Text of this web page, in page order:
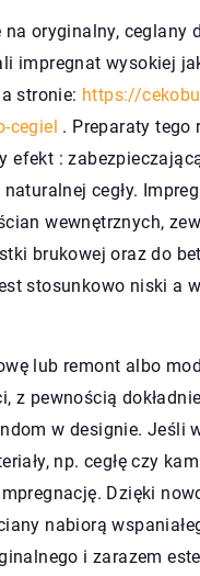
na oryginalny, ceglany
impregnat wysokiej
stronie: https://
cegiel . Preparaty tego
efekt :
cegły.
wewnętrznych,
brukowej oraz do
stosunkowo niski a
lub remont albo
z pewnością
w designie. Jeśli
np. cegłę czy
Dzięki
nabiorą
i zarazem